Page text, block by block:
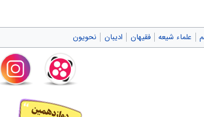
علماء شیعه فقیهان ادیبان نحویون